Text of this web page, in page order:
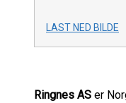
LAST NED BILDE
Ringnes AS er